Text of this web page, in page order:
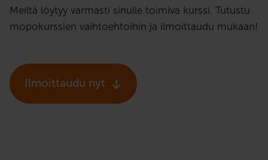
Meiltä löytyy varmasti sinulle toimiva kurssi. Tutustu
mopokurssien vaihtoehtoihin ja ilmoittaudu mukaan!
Ilmoittaudu nyt